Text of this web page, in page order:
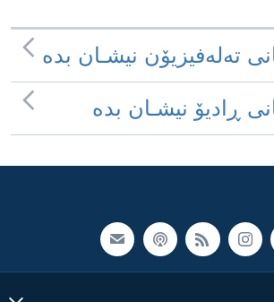
ته‌له‌فیزیۆن نیشـان بده‌
ڕادیۆ نیشـان بده‌